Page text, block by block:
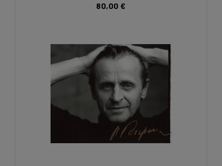
80,00 €